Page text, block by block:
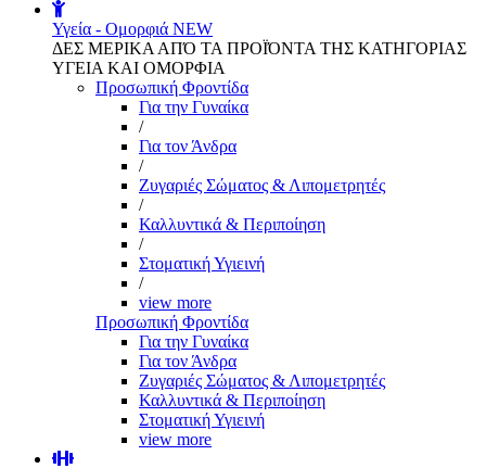
Υγεία - Ομορφιά NEW
ΔΕΣ ΜΕΡΙΚΑ ΑΠΌ ΤΑ ΠΡΟΪΌΝΤΑ ΤΗΣ ΚΑΤΗΓΟΡΙΑΣ
ΥΓΕΙΑ ΚΑΙ ΟΜΟΡΦΙΑ
Προσωπική Φροντίδα
Για την Γυναίκα
/
Για τον Άνδρα
/
Ζυγαριές Σώματος & Λιπομετρητές
/
Καλλυντικά & Περιποίηση
/
Στοματική Υγιεινή
/
view more
Προσωπική Φροντίδα
Για την Γυναίκα
Για τον Άνδρα
Ζυγαριές Σώματος & Λιπομετρητές
Καλλυντικά & Περιποίηση
Στοματική Υγιεινή
view more